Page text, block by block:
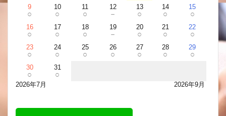
9
○
10
○
11
○
12
－
13
○
14
○
15
○
16
○
17
○
18
○
19
－
20
○
21
○
22
○
23
○
24
○
25
○
26
○
27
○
28
○
29
○
30
○
31
○
2026年7月 2026年9月